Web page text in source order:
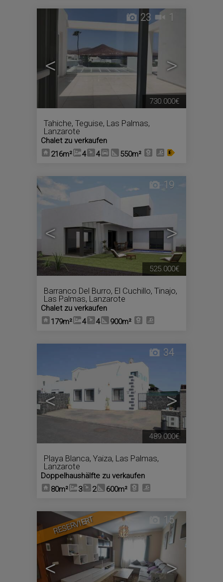
< >
23 1
Tahiche, Teguise, Las Palmas,
Lanzarote
Chalet zu verkaufen
216m²
4 4 550m²
730.000€
< >
19
Barranco Del Burro, El Cuchillo, Tinajo,
Las Palmas, Lanzarote
Chalet zu verkaufen
179m²
4 4 900m²
525.000€
< >
34
Playa Blanca, Yaiza, Las Palmas,
Lanzarote
Doppelhaushälfte zu verkaufen
80m²
3 2 600m²
489.000€
RESERVIERT
< >
15